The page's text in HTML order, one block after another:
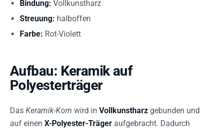
Bindung: Vollkunstharz
Streuung: halboffen
Farbe: Rot-Violett
Aufbau: Keramik auf
Polyesterträger
Das Keramik-Korn wird in Vollkunstharz gebunden und
auf einen X-Polyester-Träger aufgebracht. Dadurch